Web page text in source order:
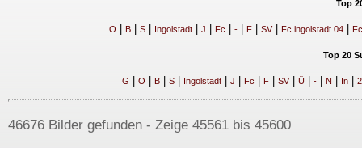
Top
O B| S| Ingolstadt| J Fc -| F| SV| Fc ingolstadt 04|
Top 20
G O B| S| Ingolstadt| J Fc F| SV| Ü| -| N In| 2
46676 Bilder gefunden - Zeige 45561 bis 45600